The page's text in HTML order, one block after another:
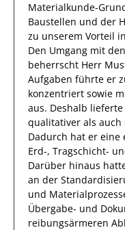
Materialkunde-
Baustellen und der
zu unserem Vorteil
Den Umgang mit
beherrscht Herr
Aufgaben führte er
konzentriert sowie
aus. Deshalb lieferte
qualitativer als
Dadurch hat er eine
Erd-, Tragschicht-
Darüber hinaus
an der
und
Übergabe- und
reibungsärmeren